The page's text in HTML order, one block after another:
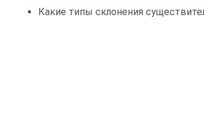
Какие типы склонения